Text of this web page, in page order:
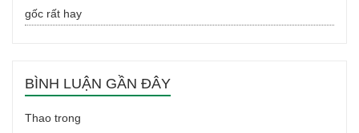
gốc rất hay
BÌNH LUẬN GẦN ĐÂY
Thao trong